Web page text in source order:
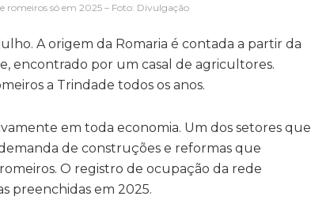
só em 2025 – Foto: Divulgação
A origem da Romaria é contada a partir da
encontrado por um casal de agricultores.
a Trindade todos os anos.
em toda economia. Um dos setores que
de construções e reformas que
O registro de ocupação da rede
preenchidas em 2025.